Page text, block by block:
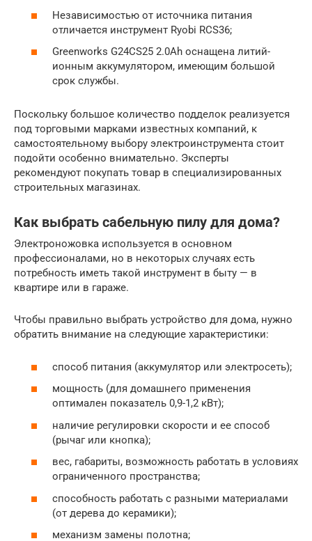
Независимостью от источника питания
отличается инструмент Ryobi RCS36;
Greenworks G24CS25 2.0Ah оснащена литий-
ионным аккумулятором, имеющим большой
срок службы.
Поскольку большое количество подделок реализуется
под торговыми марками известных компаний, к
самостоятельному выбору электроинструмента стоит
подойти особенно внимательно. Эксперты
рекомендуют покупать товар в специализированных
строительных магазинах.
Как выбрать сабельную пилу для дома?
Электроножовка используется в основном
профессионалами, но в некоторых случаях есть
потребность иметь такой инструмент в быту — в
квартире или в гараже.
Чтобы правильно выбрать устройство для дома, нужно
обратить внимание на следующие характеристики:
способ питания (аккумулятор или электросеть);
мощность (для домашнего применения
оптимален показатель 0,9-1,2 кВт);
наличие регулировки скорости и ее способ
(рычаг или кнопка);
вес, габариты, возможность работать в условиях
ограниченного пространства;
способность работать с разными материалами
(от дерева до керамики);
механизм замены полотна;